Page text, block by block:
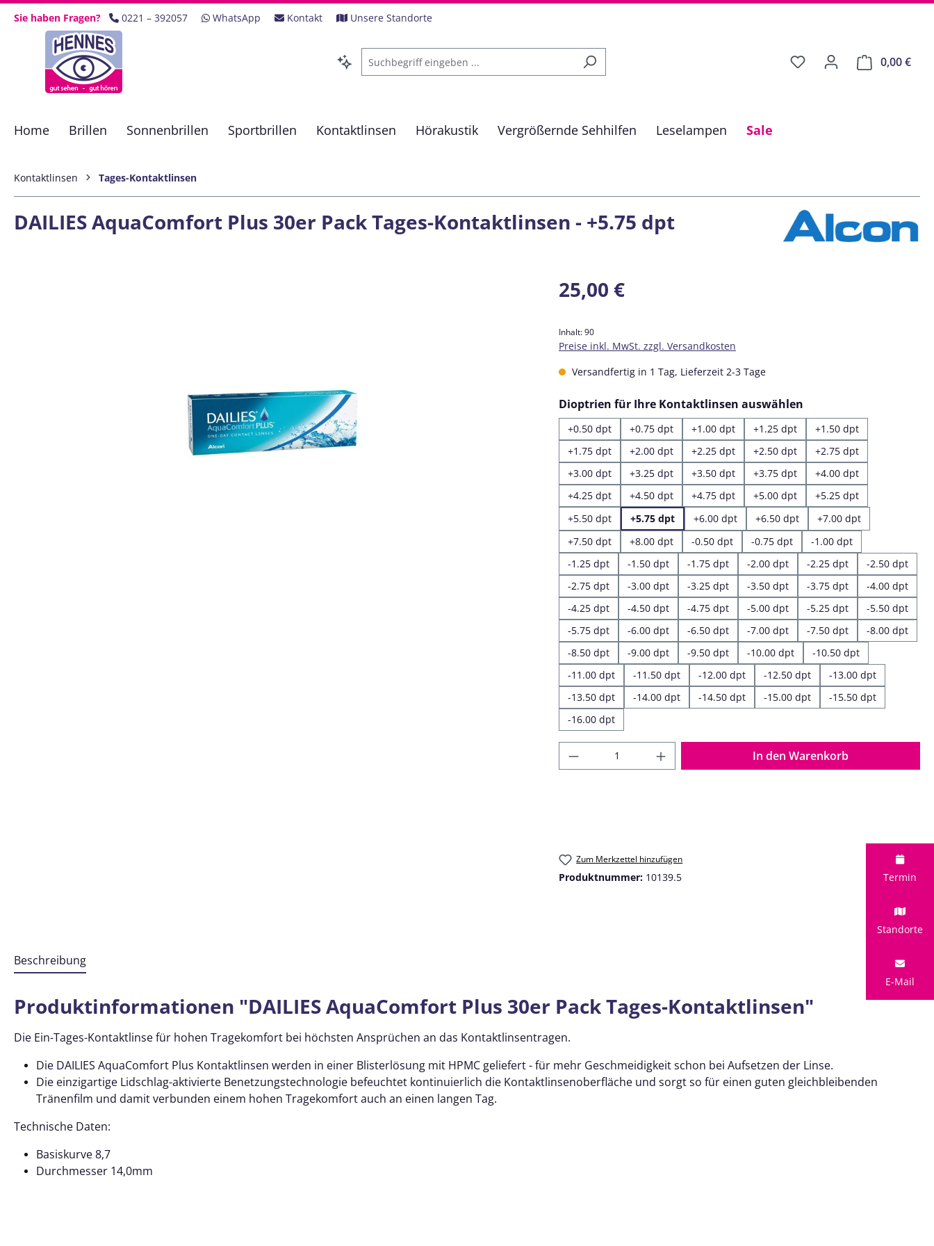
Hauptinhalt springen
Zur Suche springen
Zur Hauptnavigation springen
Sie haben Fragen? 0221 – 392057 WhatsApp Kontakt Unsere Standorte
0,00 €
Home Brillen Sonnenbrillen Sportbrillen Kontaktlinsen Hörakustik Vergrößernde Sehhilfen Leselampen Sale
Kontaktlinsen Tages-Kontaktlinsen
DAILIES AquaComfort Plus 30er Pack Tages-Kontaktlinsen - +5.75 dpt
Regulärer Preis:
25,00 €
Inhalt:90
Preise inkl. MwSt. zzgl. Versandkosten
Versandfertig in 1 Tag, Lieferzeit 2-3 Tage
Dioptrien für Ihre Kontaktlinsen auswählen
+0.50 dpt +0.75 dpt +1.00 dpt +1.25 dpt
+1.50 dpt
+1.75 dpt
+2.00 dpt +2.25 dpt +2.50 dpt
+2.75 dpt
+3.00 dpt
+3.25 dpt +3.50 dpt +3.75 dpt
+4.00 dpt
+4.25 dpt
+4.50 dpt +4.75 dpt +5.00 dpt
+5.25 dpt
+5.50 dpt
+5.75 dpt +6.00 dpt +6.50 dpt
+7.00 dpt
+7.50 dpt
+8.00 dpt -0.50 dpt -0.75 dpt
-1.00 dpt
-1.25 dpt
-1.50 dpt -1.75 dpt -2.00 dpt -2.25 dpt
-2.50 dpt
-2.75 dpt
-3.00 dpt -3.25 dpt -3.50 dpt -3.75 dpt
-4.00 dpt
-4.25 dpt
-4.50 dpt -4.75 dpt -5.00 dpt -5.25 dpt
-5.50 dpt
-5.75 dpt
-6.00 dpt -6.50 dpt -7.00 dpt -7.50 dpt
-8.00 dpt
-8.50 dpt
-9.00 dpt -9.50 dpt -10.00 dpt
-10.50 dpt
-11.00 dpt
-11.50 dpt -12.00 dpt -12.50 dpt
-13.00 dpt
-13.50 dpt
-14.00 dpt -14.50 dpt -15.00 dpt
-15.50 dpt
-16.00 dpt
Produkt Anzahl: Gib den gewünschten Wert
In den Warenkorb
Zum Merkzettel hinzufügen
Produktnummer: 10139.5
Beschreibung
Produktinformationen "DAILIES AquaComfort Plus 30er Pack Tages-Kontaktlinsen"
Die Ein-Tages-Kontaktlinse für hohen Tragekomfort bei höchsten Ansprüchen an das Kontaktlinsentragen.
Die DAILIES AquaComfort Plus Kontaktlinsen werden in einer Blisterlösung mit HPMC geliefert - für mehr Geschmeidigkeit schon bei Aufsetzen der Linse.
Die einzigartige Lidschlag-aktivierte Benetzungstechnologie befeuchtet kontinuierlich die Kontaktlinsenoberfläche und sorgt so für einen guten gleichbleibenden
Tränenfilm und damit verbunden einem hohen Tragekomfort auch an einen langen Tag.
Technische Daten:
Basiskurve 8,7
Durchmesser 14,0mm
Termin
Standorte
E-Mail